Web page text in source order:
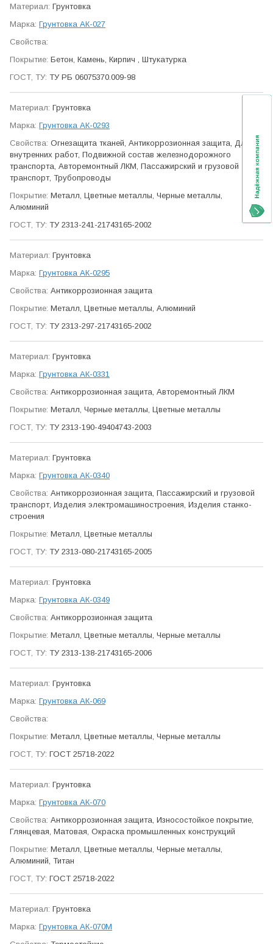
Грунтовка
Грунтовка АК-027
Бетон, Камень, Кирпич , Штукатурка
ТУ РБ 06075370.009-98
Грунтовка
Грунтовка АК-0293
Огне­защита тканей, Антикор­розионная защита, Для
внутренних работ, Подвижной состав железно­дорожного
транспорта, Авто­ремонтный ЛКМ, Пасса­жирский и грузовой
транспорт, Трубо­проводы
Металл, Цветные металлы, Черные металлы,
Алюминий
ТУ 2313-241-21743165-2002
Грунтовка
Грунтовка АК-0295
Антикор­розионная защита
Металл, Цветные металлы, Алюминий
ТУ 2313-297-21743165-2002
Грунтовка
Грунтовка АК-0331
Антикор­розионная защита, Авто­ремонтный ЛКМ
Металл, Черные металлы, Цветные металлы
ТУ 2313-190-49404743-2003
Грунтовка
Грунтовка АК-0340
Антикор­розионная защита, Пасса­жирский и грузовой
транспорт, Изделия электро­машино­строения, Изделия станко­
строения
Металл, Цветные металлы
ТУ 2313-080-21743165-2005
Грунтовка
Грунтовка АК-0349
Антикор­розионная защита
Металл, Цветные металлы, Черные металлы
ТУ 2313-138-21743165-2006
Грунтовка
Грунтовка АК-069
Металл, Цветные металлы, Черные металлы
ГОСТ 25718-2022
Грунтовка
Грунтовка АК-070
Антикор­розионная защита, Износо­стойкое покрытие,
Глянцевая, Матовая, Окраска промыш­ленных конструкций
Металл, Цветные металлы, Черные металлы,
Алюминий, Титан
ГОСТ 25718-2022
Грунтовка
Грунтовка АК-070М